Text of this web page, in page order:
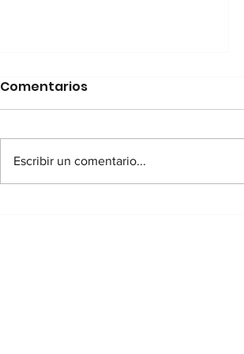
Comentarios
Escribir un comentario...